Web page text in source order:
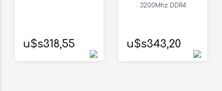
u$s318,55
3200Mhz DDR4
u$s343,20